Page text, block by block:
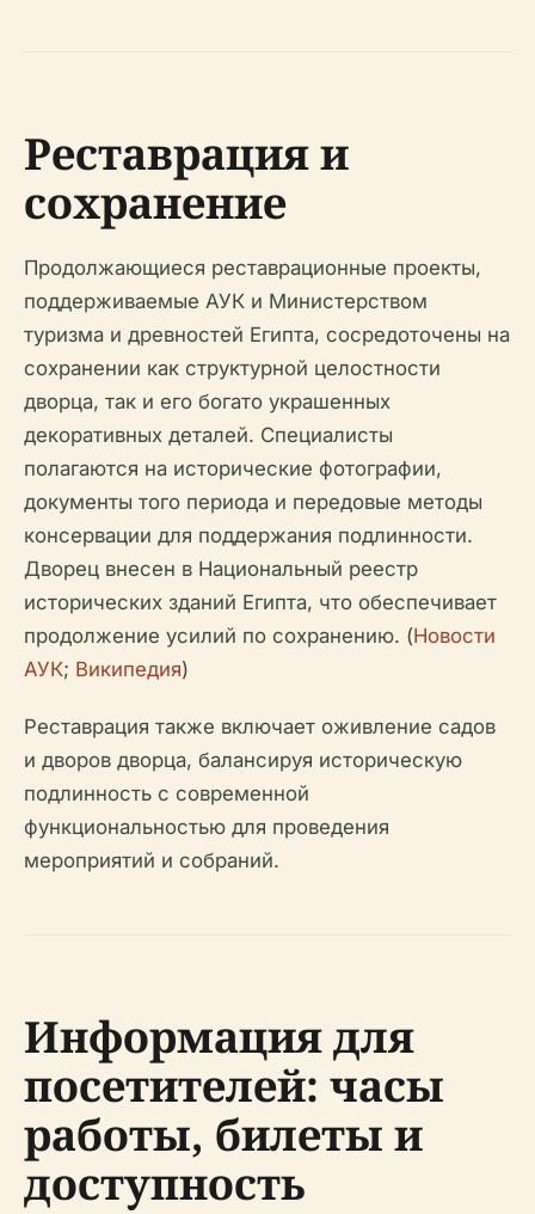
Реставрация и
сохранение
Продолжающиеся реставрационные проекты,
поддерживаемые АУК и Министерством
туризма и древностей Египта, сосредоточены на
сохранении как структурной целостности
дворца, так и его богато украшенных
декоративных деталей. Специалисты
полагаются на исторические фотографии,
документы того периода и передовые методы
консервации для поддержания подлинности.
Дворец внесен в Национальный реестр
исторических зданий Египта, что обеспечивает
продолжение усилий по сохранению. (Новости
АУК; Википедия)
Реставрация также включает оживление садов
и дворов дворца, балансируя историческую
подлинность с современной
функциональностью для проведения
мероприятий и собраний.
Информация для
посетителей: часы
работы, билеты и
доступность